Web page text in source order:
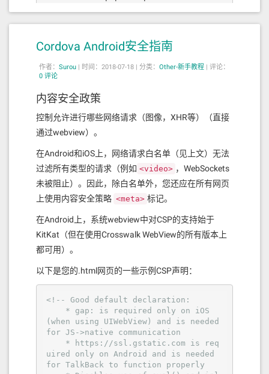
<?php
// http://php.net/manual/en/class.mo
$manager = new
echo '<pre>';
echo '</pre>'
exit
;
查看网址此文件返回如下，及配置完成
{
"uri"
]=>
  string(
20) "mongodb://127.0.0.1/"
  [
"cluster"
    [
0]=>
array(11) {
      string(
9) "127.0.0.1"
      [
"port" ]=>
      int(
27017)
"type" ]=>
      int(
0 )
      [
"is_primary"]=>
      bool(
false
)
Cordova Android安全指南
作者： Surou | 时间：2018-07-18 | 分类： Other-新手教程 | 评论：
0 评论
内容安全政策
控制允许进行哪些网络请求（图像，XHR等）（直接
通过webview）。
在Android和iOS上，网络请求白名单（见上文）无法
过滤所有类型的请求（例如 <video> ，WebSockets
未被阻止）。因此，除白名单外，您还应在所有网页
上使用内容安全策略 <meta> 标记。
在Android上，系统webview中对CSP的支持始于
KitKat（但在使用Crosswalk WebView的所有版本上
都可用）。
以下是您的.html网页的一些示例CSP声明：
<!-- Good default declaration:
(when using UIWebView) and is needed
for JS->native communication
uired only on Android and is needed
for TalkBack to function properly